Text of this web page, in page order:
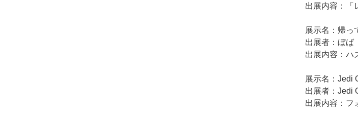
出展内容：「
展示名：帰っ
出展者：ぼば
出展内容：ハ
展示名：Jedi
出展者：Jedi
出展内容：フ